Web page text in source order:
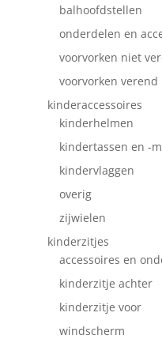
balhoofdstellen
onderdelen en
voorvorken niet
voorvorken verend
kinderaccessoires
kinderhelmen
kindertassen en -
kindervlaggen
overig
zijwielen
kinderzitjes
accessoires en
kinderzitje achter
kinderzitje voor
windscherm